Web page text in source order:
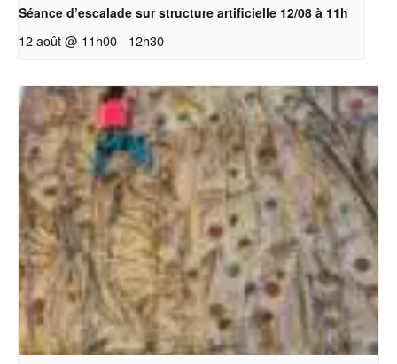
Séance d’escalade sur structure artificielle 12/08 à 11h
12 août @ 11h00- 12h30